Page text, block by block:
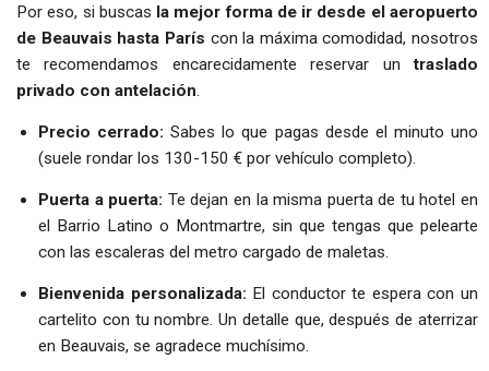
Por eso, si buscas la mejor forma de ir desde el aeropuerto
de Beauvais hasta París con la máxima comodidad, nosotros
te recomendamos encarecidamente reservar untraslado
privado con antelación.
Precio cerrado: Sabes lo que pagas desde el minuto uno
(suele rondar los 130-150 € por vehículo completo).
Puerta a puerta: Te dejan en la misma puerta de tu hotel en
el Barrio Latino o Montmartre, sin que tengas que pelearte
con las escaleras del metro cargado de maletas.
Bienvenida personalizada: El conductor te espera con un
cartelito con tu nombre. Un detalle que, después de aterrizar
en Beauvais, se agradece muchísimo.